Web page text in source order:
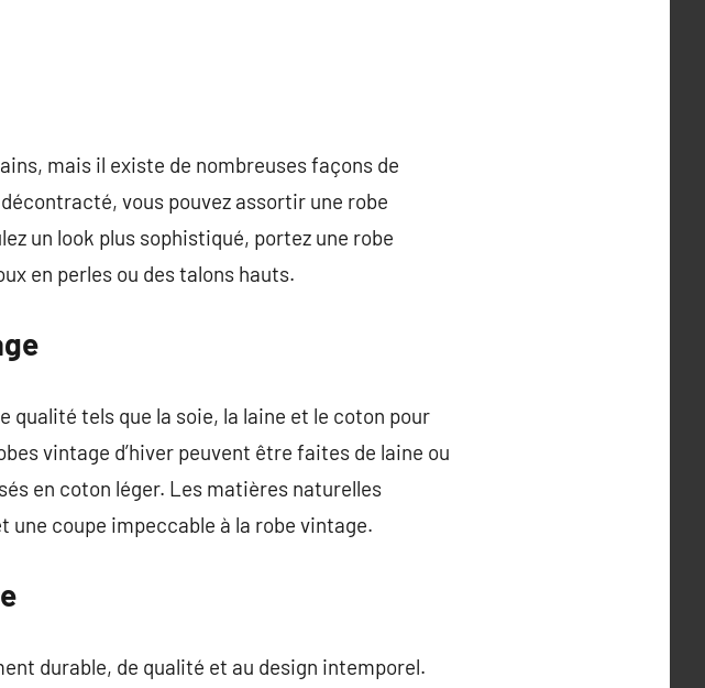
mais il existe de nombreuses façons de
vous pouvez assortir une robe
un look plus sophistiqué, portez une robe
en perles ou des talons hauts.
tels que la soie, la laine et le coton pour
vintage d’hiver peuvent être faites de laine ou
en coton léger. Les matières naturelles
coupe impeccable à la robe vintage.
durable, de qualité et au design intemporel.